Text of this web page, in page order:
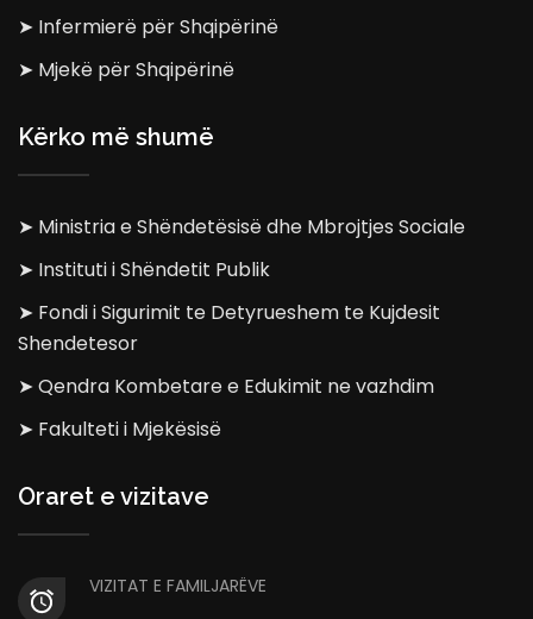
➤ Infermierë për Shqipërinë
➤ Mjekë për Shqipërinë
Kërko më shumë
➤ Ministria e Shëndetësisë dhe Mbrojtjes Sociale
➤ Instituti i Shëndetit Publik
➤ Fondi i Sigurimit te Detyrueshem te Kujdesit
Shendetesor
➤ Qendra Kombetare e Edukimit ne vazhdim
➤ Fakulteti i Mjekësisë
Oraret e vizitave
VIZITAT E FAMILJARËVE